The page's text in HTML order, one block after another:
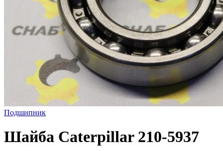
Подшипник
Шайба Caterpillar 210-5937